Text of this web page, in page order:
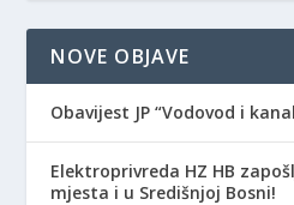
NOVE OBJAVE
Obavijest JP “Vodovod i
Elektroprivreda HZ HB
mjesta i u Središnjoj Bosni!